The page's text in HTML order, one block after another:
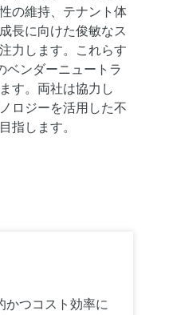
の維持、テナント体
長に向けた俊敏なス
力します。これらす
ベンダーニュートラ
す。両社は協力し
ロジーを活用した不
指します。
かつコスト効率に